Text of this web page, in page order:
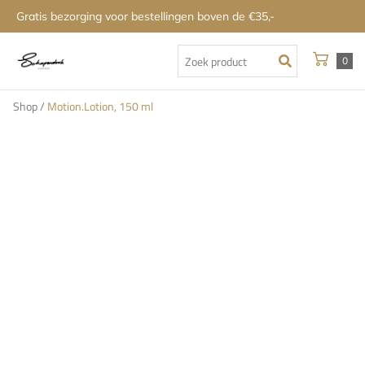
Gratis bezorging voor bestellingen boven de €35,-
0
Shop/ Motion.Lotion, 150 ml